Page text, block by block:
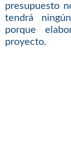
presupuesto
tendrá
porque
proyecto.